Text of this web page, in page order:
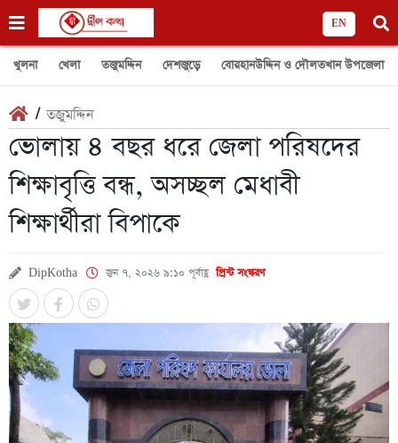
EN
খুলনা খেলা তজুমদ্দিন দেশজুড়ে বোরহানউদ্দিন ও দৌলতখান উপজেলা
/তজুমদ্দিন
ভোলায় ৪ বছর ধরে জেলা পরিষদের
শিক্ষাবৃত্তি বন্ধ, অসচ্ছল মেধাবী
শিক্ষার্থীরা বিপাকে
DipKotha জুন ৭, ২০২৬ ৯:১০ পূর্বাহ্ণপ্রিন্ট সংস্করণ